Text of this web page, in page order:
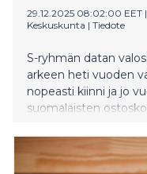
29.12.2025 08:02:00 EET |
Keskuskunta | Tiedote
S-ryhmän datan
arkeen heti vuoden
nopeasti kiinni ja jo
suomalaisten
kasvisten